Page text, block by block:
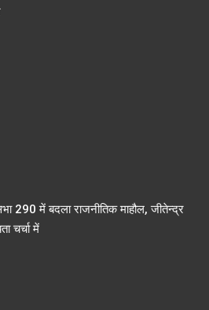
290 में बदला राजनीतिक माहौल, जीतेन्द्र
चर्चा में